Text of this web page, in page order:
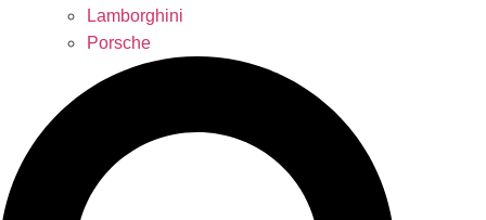
Lamborghini
Porsche